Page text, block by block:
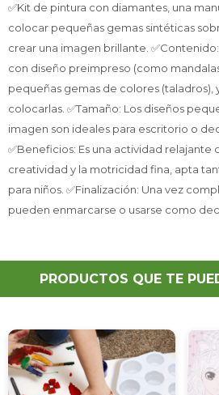
✅Kit de pintura con diamantes, una
colocar pequeñas gemas sintéticas
crear una imagen brillante.
con diseño preimpreso (como
pequeñas gemas de colores (taladros),
colocarlas. ✅Tamaño: Los diseños
imagen son ideales para escritorio o
✅Beneficios: Es una actividad relajante
creatividad y la motricidad fina, apta
para niños. ✅Finalización: Una vez
pueden enmarcarse o usarse como
PRODUCTOS QUE TE